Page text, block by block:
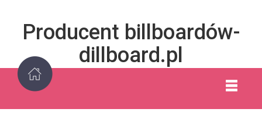
Producent billboardów-
dillboard.pl